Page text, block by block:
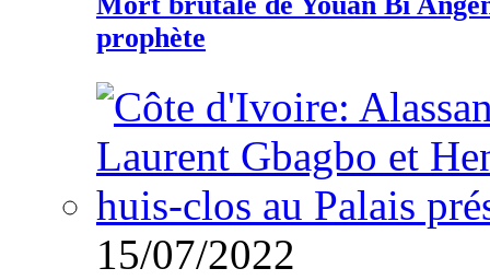
prophète
15/07/2022